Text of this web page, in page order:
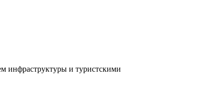
инфраструктуры и туристскими